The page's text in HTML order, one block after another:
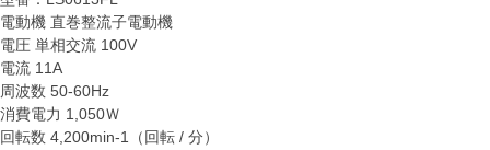
電動機 直巻整流子電動機
電圧 単相交流 100V
電流 11A
周波数 50-60Hz
消費電力 1,050Ｗ
回転数 4,200min-1（回転 / 分）